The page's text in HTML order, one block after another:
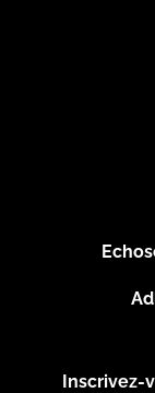
pageInscrivez-